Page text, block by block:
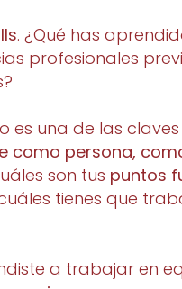
. ¿Qué has
profesionales
es una de las
como persona,
son tus puntos
tienes que
a trabajar en